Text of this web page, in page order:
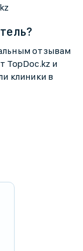
отзывам
TopDoc.kz и
клиники в